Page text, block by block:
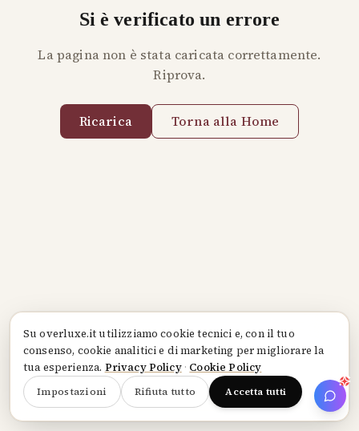
Suoverluxe.itutilizziamo cookie tecnici e, con il tuo
consenso, cookie analitici e di marketing per migliorare la
tua esperienza. Privacy Policy· Cookie Policy
Impostazioni Rifiuta tutto Accetta tutti
Si è verificato un errore
La pagina non è stata caricata correttamente.
Riprova.
Ricarica Torna alla Home